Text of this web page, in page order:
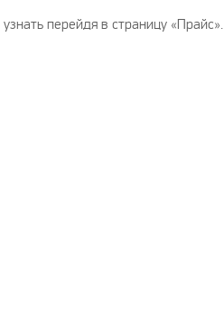
перейдя в страницу «Прайс».